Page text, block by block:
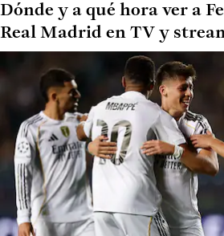
Dónde y a qué hora ver a
Real Madrid en TV y